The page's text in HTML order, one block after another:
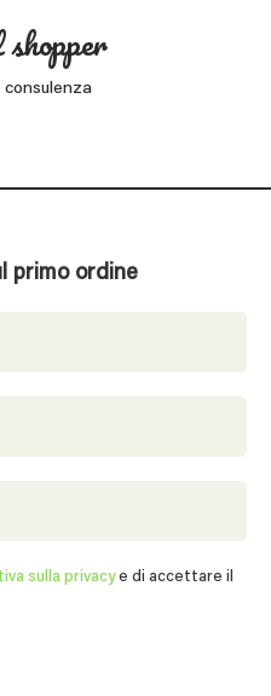
consulenza
primo ordine
sulla privacye di accettare il